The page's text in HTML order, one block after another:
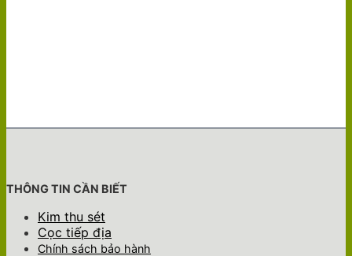
THÔNG TIN CẦN BIẾT
Kim thu sét
Cọc tiếp địa
Chính sách bảo hành